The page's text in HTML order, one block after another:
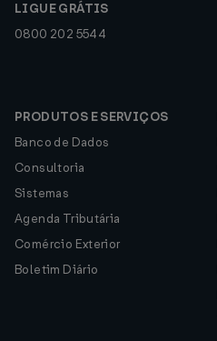
LIGUE GRÁTIS
0800 202 5544
PRODUTOS E SERVIÇOS
Banco de Dados
Consultoria
Sistemas
Agenda Tributária
Comércio Exterior
Boletim Diário